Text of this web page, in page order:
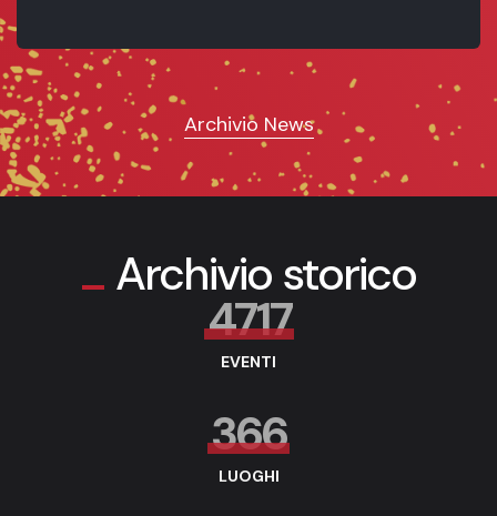
Archivio News
Archivio storico
4717
EVENTI
366
LUOGHI